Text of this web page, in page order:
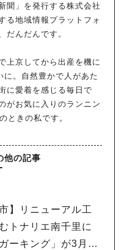
聞」を発行する株式会社
る地域情報プラットフォ
だんだんです。
上京してから出産を機に
に。自然豊かで人があた
に愛着を感じる毎日で
がお気に入りのランニン
ときの私です。
他の記事
市】リニューアル工
トナリエ南千里に
ーキング」が3月20